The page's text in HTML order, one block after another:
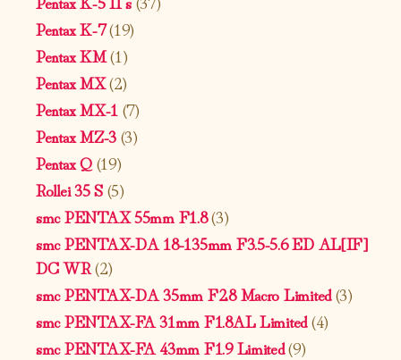
Pentax K-7(19)
Pentax KM(1)
Pentax MX(2)
Pentax MX-1 (7)
Pentax MZ-3(3)
Pentax Q(19)
Rollei 35 S(5)
smc PENTAX 55mm F1.8(3)
smc PENTAX-DA 18-135mm F3.5-5.6 ED AL[IF]
DC WR(2)
smc PENTAX-DA 35mm F2.8 Macro Limited(3)
smc PENTAX-FA 31mm F1.8AL Limited(4)
smc PENTAX-FA 43mm F1.9 Limited(9)